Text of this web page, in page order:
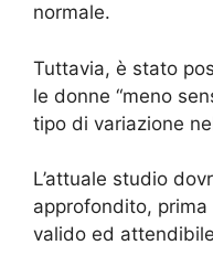
normale.
Tuttavia, è stato
le donne “meno
tipo di variazione
L’attuale studio
approfondito,
valido ed